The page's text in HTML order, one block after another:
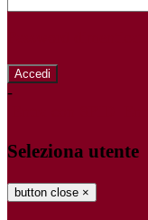
-
Seleziona utente
button close ×